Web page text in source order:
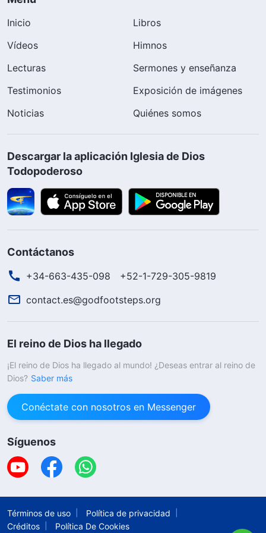
Inicio
Libros
Vídeos
Himnos
Lecturas
Sermones y enseñanza
Testimonios
Exposición de imágenes
Noticias
Quiénes somos
Descargar la aplicación Iglesia de Dios
Todopoderoso
Contáctanos
+34-663-435-098
+52-1-729-305-9819
contact.es@godfootsteps.org
El reino de Dios ha llegado
¡El reino de Dios ha llegado al mundo! ¿Deseas entrar al reino de
Dios? Saber más
Conéctate con nosotros en Messenger
Síguenos
Términos de uso
Política de privacidad
Créditos
Política De Cookies